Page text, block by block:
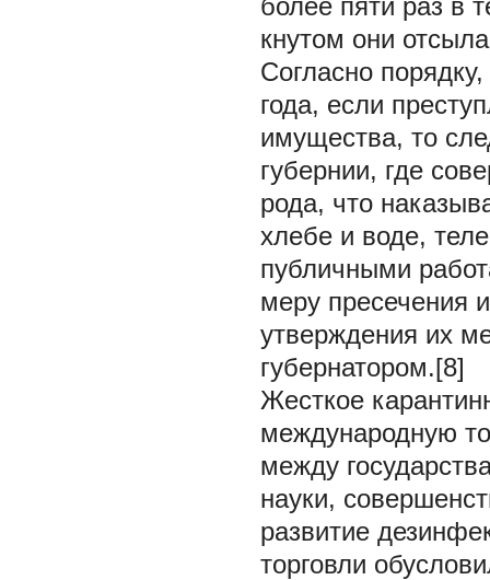
более пяти раз в
кнутом они
Согласно
года, если
имущества, то
губернии, где
рода, что
хлебе и воде,
публичными
меру пресечения
утверждения их
губернатором.[8]
Жесткое
международную
между
науки,
развитие
торговли